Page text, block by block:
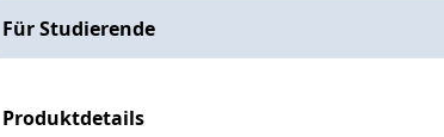
Für Studierende
Produktdetails